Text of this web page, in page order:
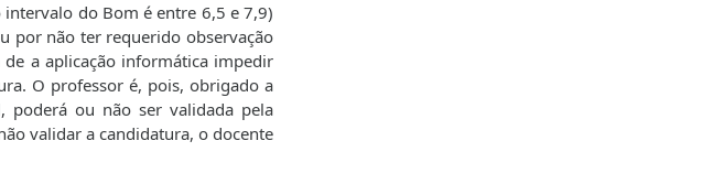
do Bom é entre 6,5 e 7,9)
por não ter requerido observação
a aplicação informática impedir
O professor é, pois, obrigado a
poderá ou não ser validada pela
validar a candidatura, o docente